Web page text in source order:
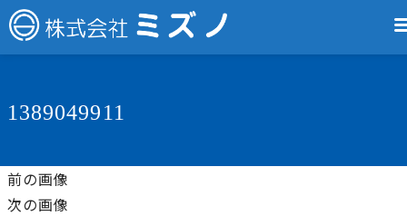
1389049911
前の画像
次の画像